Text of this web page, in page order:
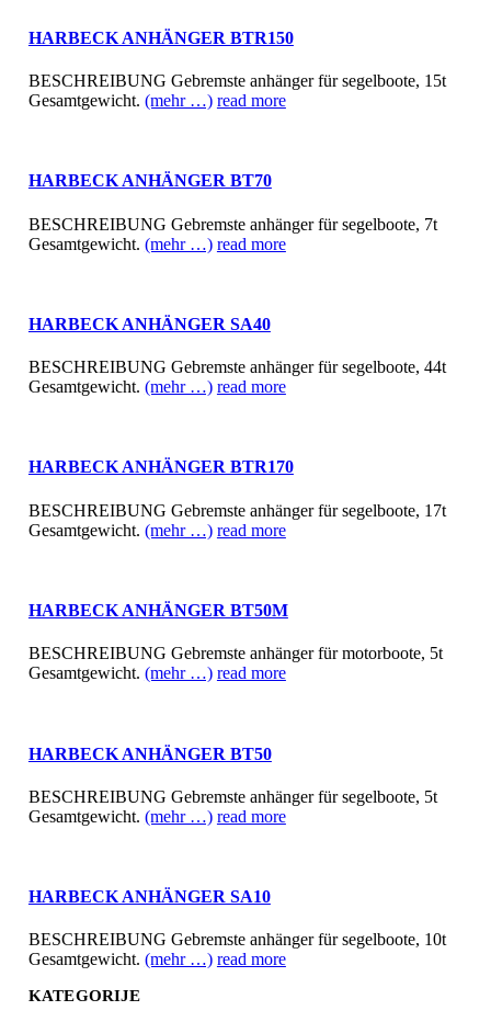
HARBECK ANHÄNGER BTR150
BESCHREIBUNG Gebremste anhänger für segelboote, 15t
Gesamtgewicht. (mehr …) read more
HARBECK ANHÄNGER BT70
BESCHREIBUNG Gebremste anhänger für segelboote, 7t
Gesamtgewicht. (mehr …) read more
HARBECK ANHÄNGER SA40
BESCHREIBUNG Gebremste anhänger für segelboote, 44t
Gesamtgewicht. (mehr …) read more
HARBECK ANHÄNGER BTR170
BESCHREIBUNG Gebremste anhänger für segelboote, 17t
Gesamtgewicht. (mehr …) read more
HARBECK ANHÄNGER BT50M
BESCHREIBUNG Gebremste anhänger für motorboote, 5t
Gesamtgewicht. (mehr …) read more
HARBECK ANHÄNGER BT50
BESCHREIBUNG Gebremste anhänger für segelboote, 5t
Gesamtgewicht. (mehr …) read more
HARBECK ANHÄNGER SA10
BESCHREIBUNG Gebremste anhänger für segelboote, 10t
Gesamtgewicht. (mehr …) read more
KATEGORIJE